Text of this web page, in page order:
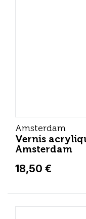
Amsterdam
Vernis
Amsterdam
18,50 €